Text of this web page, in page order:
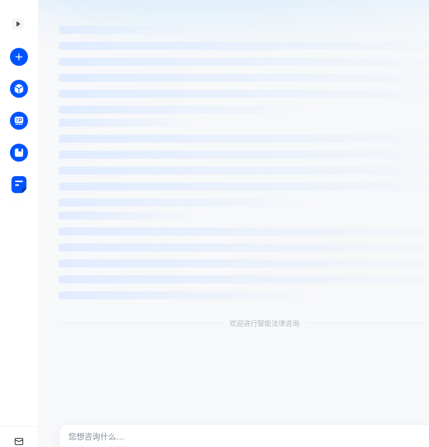
欢迎进行智能法律咨询